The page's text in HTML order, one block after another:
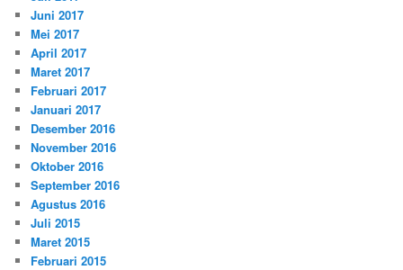
Juni 2017
Mei 2017
April 2017
Maret 2017
Februari 2017
Januari 2017
Desember 2016
November 2016
Oktober 2016
September 2016
Agustus 2016
Juli 2015
Maret 2015
Februari 2015